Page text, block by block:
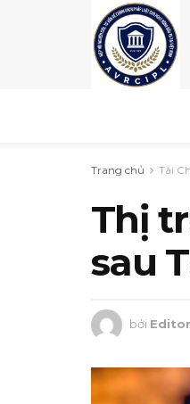
Trang chủ Tài
Thị
sau
bởi Editor